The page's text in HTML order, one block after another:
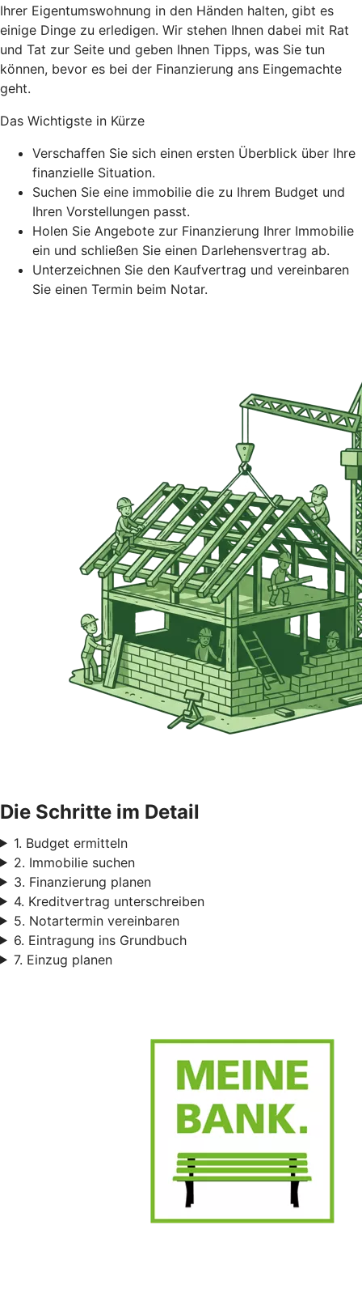
Ihrer Eigentumswohnung in den Händen halten, gibt es
einige Dinge zu erledigen. Wir stehen Ihnen dabei mit Rat
und Tat zur Seite und geben Ihnen Tipps, was Sie tun
können, bevor es bei der Finanzierung ans Eingemachte
geht.
Das Wichtigste in Kürze
Verschaffen Sie sich einen ersten Überblick über Ihre
finanzielle Situation.
Suchen Sie eine immobilie die zu Ihrem Budget und
Ihren Vorstellungen passt.
Holen Sie Angebote zur Finanzierung Ihrer Immobilie
ein und schließen Sie einen Darlehensvertrag ab.
Unterzeichnen Sie den Kaufvertrag und vereinbaren
Sie einen Termin beim Notar.
Die Schritte im Detail
1. Budget ermitteln
2. Immobilie suchen
3. Finanzierung planen
4. Kreditvertrag unterschreiben
5. Notartermin vereinbaren
6. Eintragung ins Grundbuch
7. Einzug planen